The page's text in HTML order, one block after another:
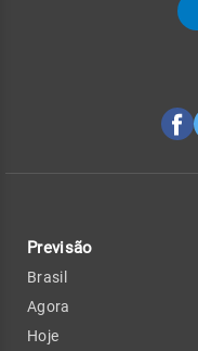
Previsão
Brasil
Agora
Hoje